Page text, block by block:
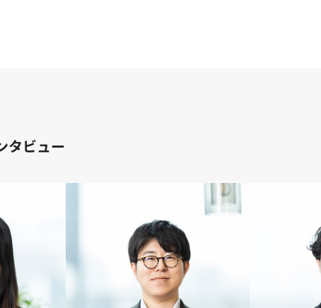
タビュー